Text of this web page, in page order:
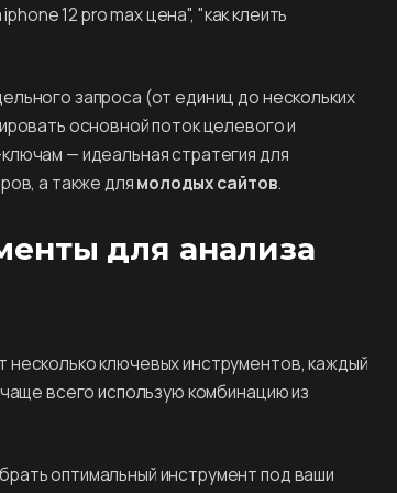
12 pro max цена", "как клеить
запроса (от единиц до нескольких
основной поток целевого и
— идеальная стратегия для
а также длямолодых сайтов.
для анализа
ключевых инструментов, каждый
всего использую комбинацию из
оптимальный инструмент под ваши